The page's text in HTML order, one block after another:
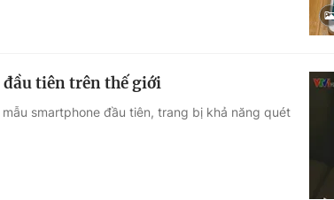
tiên trên thế giới
smartphone đầu tiên, trang bị khả năng quét